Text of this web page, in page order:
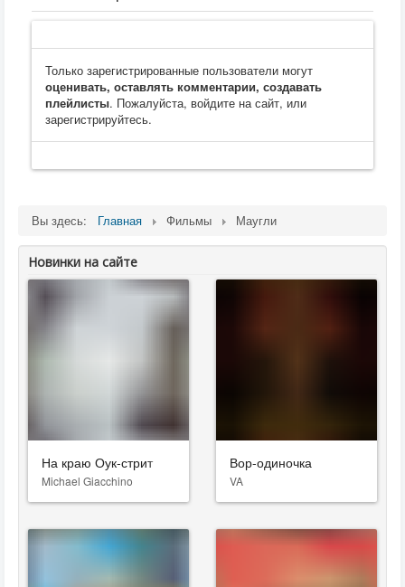
Только зарегистрированные пользователи могут
оценивать, оставлять комментарии, создавать
плейлисты. Пожалуйста, войдите на сайт, или
зарегистрируйтесь.
Вы здесь: Главная Фильмы Маугли
Новинки на сайте
На краю Оук-стрит
Michael Giacchino
Вор-одиночка
VA